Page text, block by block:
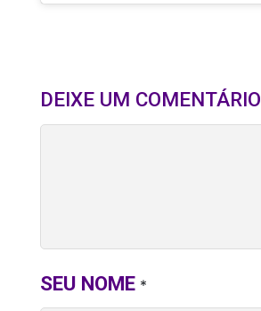
DEIXE UM COMENTÁRIO
SEU NOME *